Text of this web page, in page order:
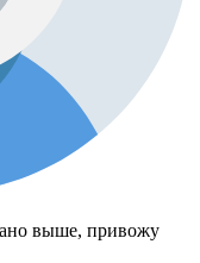
выше, привожу